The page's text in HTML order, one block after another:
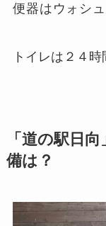
便器はウォシ
トイレは２４時
「道の駅日
備は？